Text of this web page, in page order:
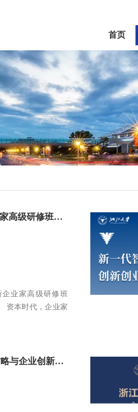
首页
浙江大学金融创新企业家高级研修班（第十期）
业家高级研修班
资本时代，企业家
浙江大学AI时代经营方略与企业创新高级研修班